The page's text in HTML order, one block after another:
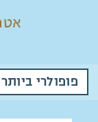
פופולרי ביותר